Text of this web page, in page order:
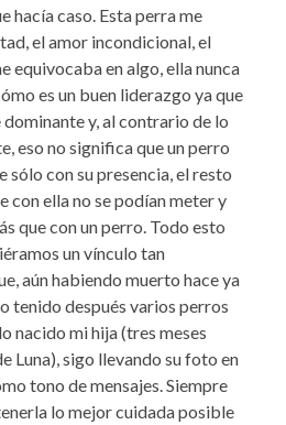
hacía caso. Esta perra me
el amor incondicional, el
equivocaba en algo, ella nunca
es un buen liderazgo ya que
y, al contrario de lo
eso no significa que un perro
sólo con su presencia, el resto
con ella no se podían meter y
que con un perro. Todo esto
un vínculo tan
aún habiendo muerto hace ya
tenido después varios perros
nacido mi hija (tres meses
Luna), sigo llevando su foto en
tono de mensajes. Siempre
lo mejor cuidada posible